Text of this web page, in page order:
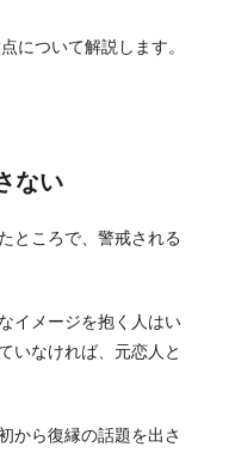
について解説します。
ない
ところで、警戒される
イメージを抱く人はい
いなければ、元恋人と
から復縁の話題を出さ